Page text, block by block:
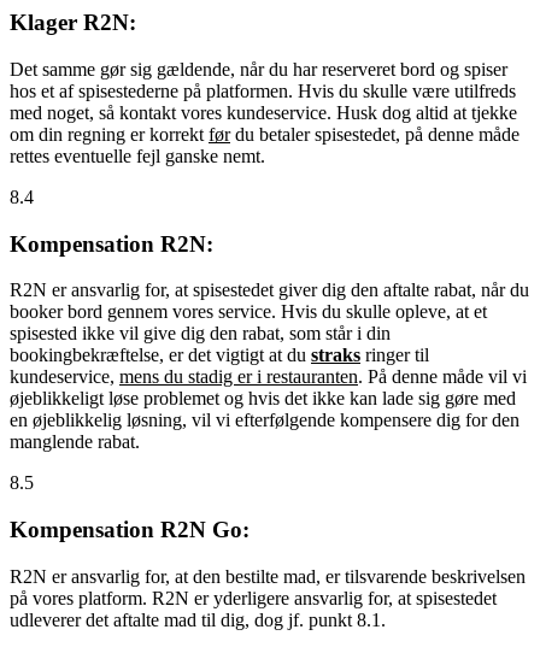
Klager R2N:
Det samme gør sig gældende, når du har reserveret bord og spiser
hos et af spisestederne på platformen. Hvis du skulle være utilfreds
med noget, så kontakt vores kundeservice. Husk dog altid at tjekke
om din regning er korrekt førdu betaler spisestedet, på denne måde
rettes eventuelle fejl ganske nemt.
8.4
Kompensation R2N:
R2N er ansvarlig for, at spisestedet giver dig den aftalte rabat, når du
booker bord gennem vores service. Hvis du skulle opleve, at et
spisested ikke vil give dig den rabat, som står i din
bookingbekræftelse, er det vigtigt at du straks ringer til
kundeservice, mens du stadig er i restauranten. På denne måde vil vi
øjeblikkeligt løse problemet og hvis det ikke kan lade sig gøre med
en øjeblikkelig løsning, vil vi efterfølgende kompensere dig for den
manglende rabat.
8.5
Kompensation R2N Go:
R2N er ansvarlig for, at den bestilte mad, er tilsvarende beskrivelsen
på vores platform. R2N er yderligere ansvarlig for, at spisestedet
udleverer det aftalte mad til dig, dog jf. punkt 8.1.